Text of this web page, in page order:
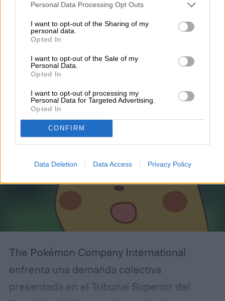
Personal Data Processing Opt Outs
I want to opt-out of the Sharing of my
personal data.
Opted In
I want to opt-out of the Sale of my
Personal Data.
Opted In
I want to opt-out of processing my
Personal Data for Targeted Advertising.
Opted In
CONFIRM
Data Deletion Data Access Privacy Policy
La controvertida
demanda colectiva que
sacude a The Pokémon
Company
The Pokémon Company International
enfrenta una demanda colectiva
presentada en el Tribunal Superior del